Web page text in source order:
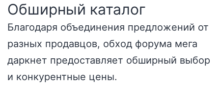
Обширный каталог
Благодаря объединения предложений от
разных продавцов, обход форума мега
даркнет предоставляет обширный выбор
и конкурентные цены.